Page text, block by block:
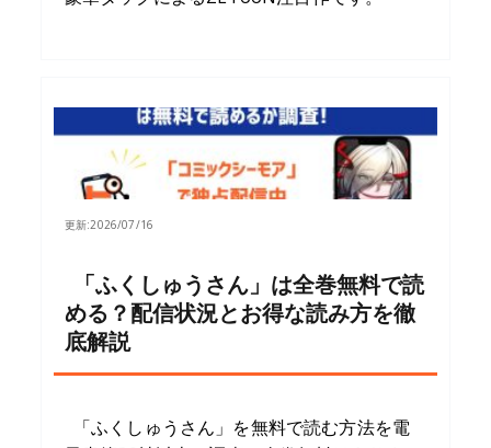
「ふくしゅうさん」は全巻無料で読
める？配信状況とお得な読み方を徹
底解説
更新:2026/07/16
「ふくしゅうさん」を無料で読む方法を電